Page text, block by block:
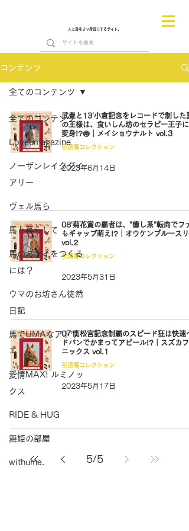
人と馬をより身近にするサイト。
コンテンツ
全てのコンテンツ
Loveumagazine
ノーザンレイクダイ
アリー
ヴェル馬ら
馬と暮らして
馬のミライをつくる
には？
ウマのお坊さん徒然
日記
馬でUMAなアトリ
エ
愛情MAX! ルミノッ
クス
RIDE & HUG
舞姫の部屋
withuma.
全てのコンテンツ
武豊と13'小倉記念をレコードで制した夏
の王様は、食いしん坊のセラピー王子に
変身!?🍥｜メイショウナルト vol.3
引退馬コレクション
2023年6月14日
08'菊花賞の覇者は、"癒し系"転向でフ
もギャップ萌え!?｜オウケンブルースリ
vol.2
引退馬コレクション
2023年5月31日
07’高松宮記念制覇のスピード狂は快速ヘ
ドバンでかまってアピール!?｜スズカフ
ニックス vol.1
引退馬コレクション
2023年5月17日
5/5